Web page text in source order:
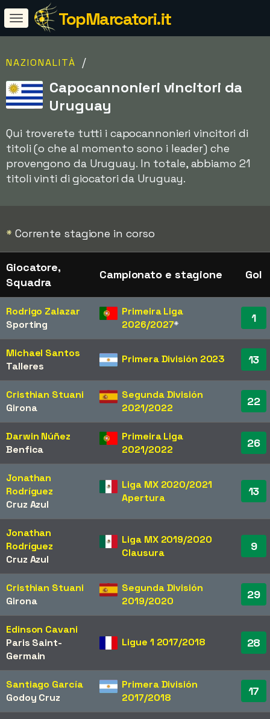
TopMarcatori.it
NAZIONALITÀ /
Capocannonieri vincitori da
Uruguay
Qui troverete tutti i capocannonieri vincitori di
titoli (o che al momento sono i leader) che
provengono da Uruguay. In totale, abbiamo 21
titoli vinti di giocatori da Uruguay.
* Corrente stagione in corso
Giocatore,
Squadra
Campionato e stagione Gol
Rodrigo Zalazar
Sporting
Primeira Liga
2026/2027* 1
Michael Santos
Talleres
Primera División 2023 13
Cristhian Stuani
Girona
Segunda División
2021/2022
22
Darwin Núñez
Benfica
Primeira Liga
2021/2022
26
Jonathan
Rodríguez
Cruz Azul
Liga MX 2020/2021
Apertura
13
Jonathan
Rodríguez
Cruz Azul
Liga MX 2019/2020
Clausura
9
Cristhian Stuani
Girona
Segunda División
2019/2020
29
Edinson Cavani
Paris Saint-
Germain
Ligue 1 2017/2018 28
Santiago García
Godoy Cruz
Primera División
2017/2018
17